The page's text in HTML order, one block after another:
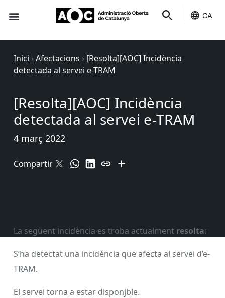
CA
Inici › Afectacions › [Resolta][AOC] Incidència
detectada al servei e-TRAM
[Resolta][AOC] Incidència
detectada al servei e-TRAM
4 març 2022
Compartir
La següent incidència es troba actualment resolta:
S’ha detectat una incidència que afecta al servei d’e-
TRAM.
El servei torna a estar disponjble.